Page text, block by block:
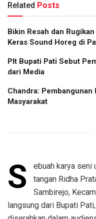
Related Posts
Bikin Resah dan
Keras Sound Horeg di
Plt Bupati Pati Sebut
dari Media
Chandra: Pembangunan
Masyarakat
S ebuah karya seni
tangan Ridha
Sambirejo,
langsung dari Bupati